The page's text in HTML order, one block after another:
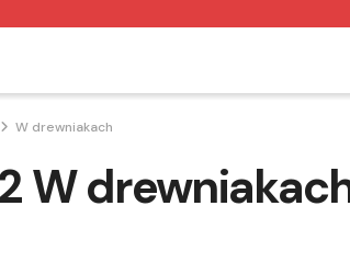
W drewniakach
W